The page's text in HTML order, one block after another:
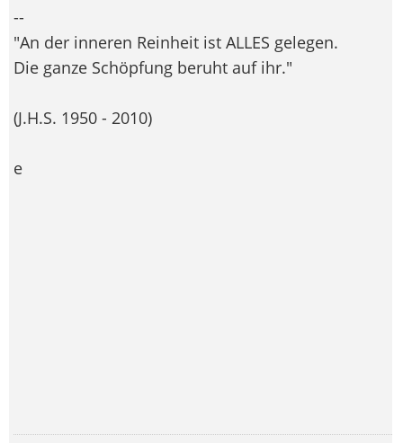
--
"An der inneren Reinheit ist ALLES gelegen.
Die ganze Schöpfung beruht auf ihr."
(J.H.S. 1950 - 2010)
e